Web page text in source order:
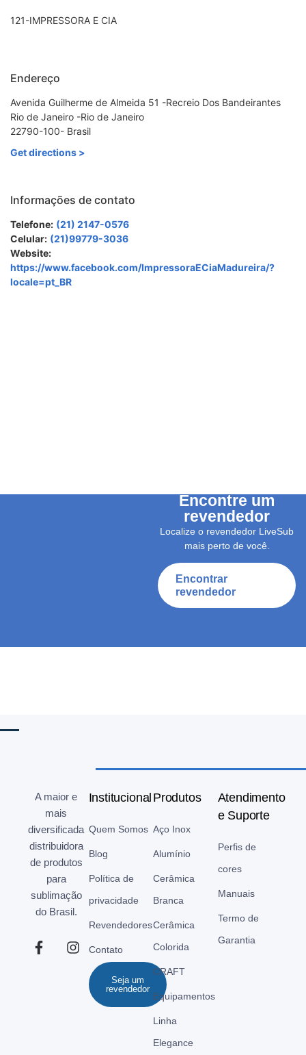
121-IMPRESSORA E CIA
Endereço
Avenida Guilherme de Almeida 51 -Recreio Dos Bandeirantes
Rio de Janeiro -Rio de Janeiro
22790-100- Brasil
Get directions >
Informações de contato
Telefone: (21) 2147-0576
Celular: (21)99779-3036
Website:
https://www.facebook.com/ImpressoraECiaMadureira/?
locale=pt_BR
Encontre um
revendedor
Localize o revendedor LiveSub
mais perto de você.
Encontrar
revendedor
A maior e
mais
diversificada
distribuidora
de produtos
para
sublimação
do Brasil.
Institucional
Quem Somos
Blog
Política de
privacidade
Revendedores
Contato
Seja um
revendedor
Produtos
Aço Inox
Alumínio
Cerâmica
Branca
Cerâmica
Colorida
CRAFT
Equipamentos
Linha
Elegance
Atendimento
e Suporte
Perfis de
cores
Manuais
Termo de
Garantia